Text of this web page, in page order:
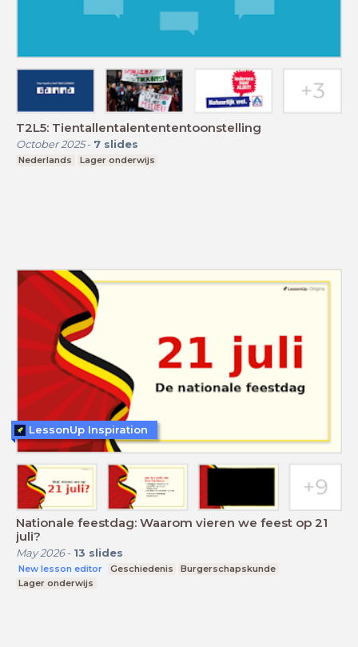
T2L5: Tientallentalentententoonstelling
October 2025- 7 slides
Nederlands Lager onderwijs
Nationale feestdag: Waarom vieren we feest op 21
juli?
May 2026- 13 slides
New lesson editor Geschiedenis
Burgerschapskunde
Lager onderwijs
LessonUp Inspiration